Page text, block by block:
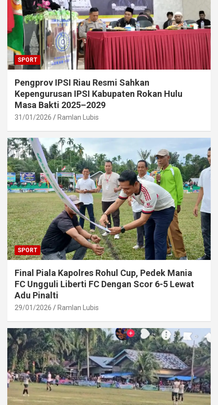
SPORT
Pengprov IPSI Riau Resmi Sahkan
Kepengurusan IPSI Kabupaten Rokan Hulu
Masa Bakti 2025–2029
31/01/2026 Ramlan Lubis
SPORT
Final Piala Kapolres Rohul Cup, Pedek Mania
FC Ungguli Liberti FC Dengan Scor 6-5 Lewat
Adu Pinalti
29/01/2026 Ramlan Lubis